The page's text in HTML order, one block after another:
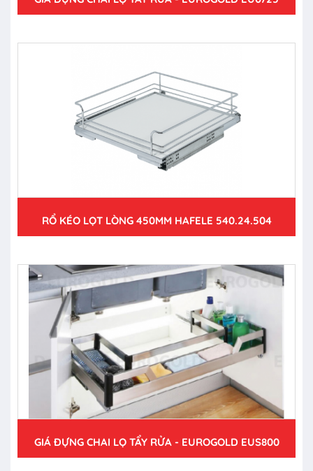
RỔ KÉO LỌT LÒNG 450MM HAFELE 540.24.504
GIÁ ĐỰNG CHAI LỌ TẨY RỬA - EUROGOLD EUS800